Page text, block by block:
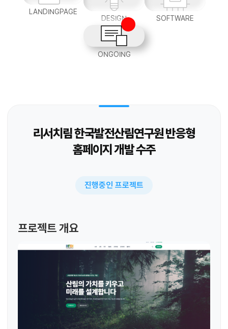
LANDINGPAGE
DESIGN
SOFTWARE
ONGOING
리서치림 한국발전산림연구원 반응형
홈페이지 개발 수주
진행중인 프로젝트
프로젝트 개요